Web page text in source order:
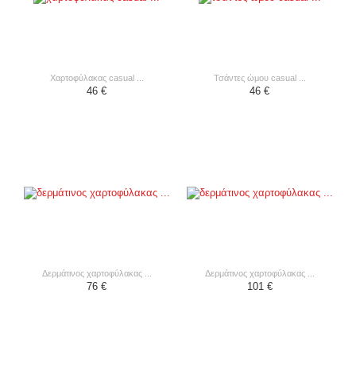
χαρτοφύλακας casual ...
46 €
τσάντες ώμου casual ...
46 €
δερμάτινος χαρτοφύλακας ...
76 €
δερμάτινος χαρτοφύλακας ...
101 €